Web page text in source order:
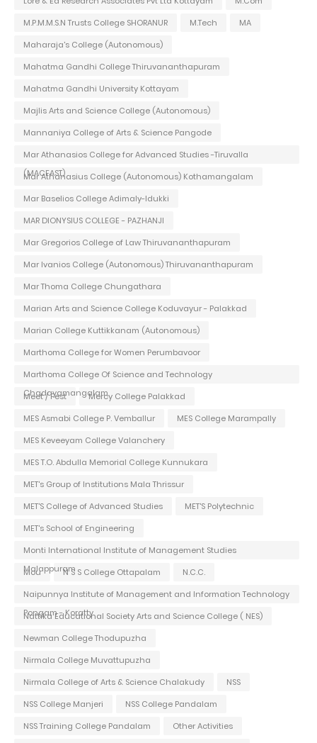
M.P.M.M.S.N Trusts College SHORANUR
M.Tech
MA
Maharaja's College (Autonomous)
Mahatma Gandhi College Thiruvananthapuram
Mahatma Gandhi University Kottayam
Majlis Arts and Science College (Autonomous)
Mannaniya College of Arts & Science Pangode
Mar Athanasios College for Advanced Studies -Tiruvalla
(MACFAST)
Mar Athanasius College (Autonomous) Kothamangalam
Mar Baselios College Adimaly-Idukki
MAR DIONYSIUS COLLEGE - PAZHANJI
Mar Gregorios College of Law Thiruvananthapuram
Mar Ivanios College (Autonomous) Thiruvananthapuram
Mar Thoma College Chungathara
Marian Arts and Science College Koduvayur - Palakkad
Marian College Kuttikkanam (Autonomous)
Marthoma College for Women Perumbavoor
Marthoma College Of Science and Technology
Chadayamangalam
Meet / Fest
Mercy College Palakkad
MES Asmabi College P. Vemballur
MES College Marampally
MES Keveeyam College Valanchery
MES T.O. Abdulla Memorial College Kunnukara
MET's Group of Institutions Mala Thrissur
MET'S College of Advanced Studies
MET'S Polytechnic
MET's School of Engineering
Monti International Institute of Management Studies
Malappuram
Mou N S S College Ottapalam
N.C.C.
Naipunnya Institute of Management and Information Technology
Pongam - Koratty
Nattika Educational Society Arts and Science College ( NES)
Newman College Thodupuzha
Nirmala College Muvattupuzha
Nirmala College of Arts & Science Chalakudy
NSS
NSS College Manjeri
NSS College Pandalam
NSS Training College Pandalam
Other Activities